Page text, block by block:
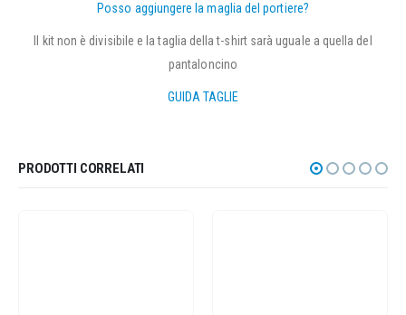
Posso aggiungere la maglia del portiere?
Il kit non è divisibile e la taglia della t-shirt sarà uguale a quella del
pantaloncino
GUIDA TAGLIE
PRODOTTI CORRELATI